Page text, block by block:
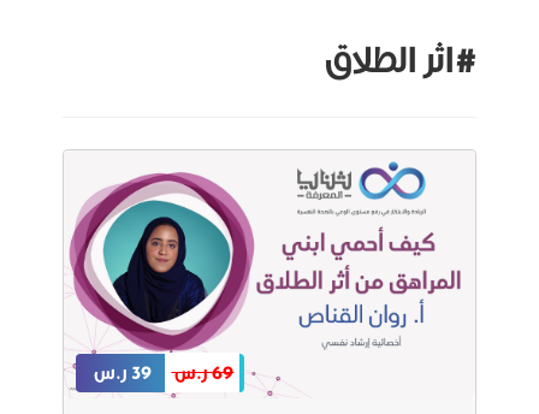
#اثر الطلاق
69 ر.س 39 ر.س